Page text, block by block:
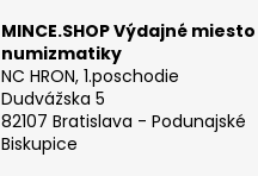
MINCE.SHOP Výdajné miesto
numizmatiky
NC HRON, 1.poschodie
Dudvážska 5
82107 Bratislava - Podunajské
Biskupice